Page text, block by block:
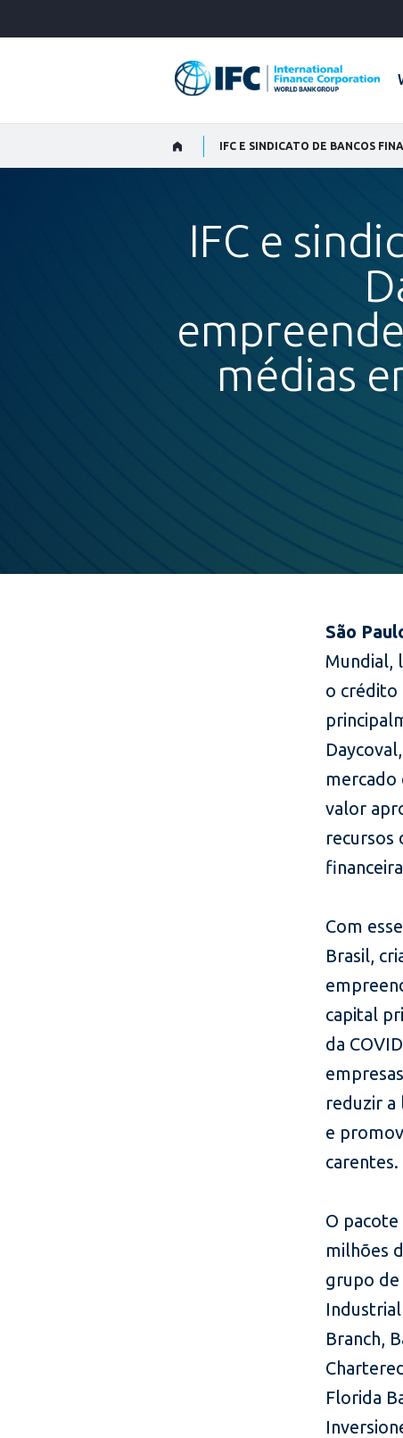
IFC e
médias
São
Mundial,
o crédito
mercado
valor
recursos
Com
Brasil,
capital
da
reduzir a
e
carentes.
O
milhões
grupo de
Branch,
Florida